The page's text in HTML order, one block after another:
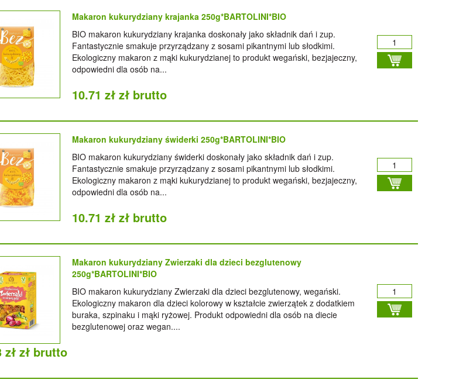
Makaron kukurydziany krajanka 250g*BARTOLINI*BIO
BIO makaron kukurydziany krajanka doskonały jako składnik dań i zup.
Fantastycznie smakuje przyrządzany z sosami pikantnymi lub słodkimi.
Ekologiczny makaron z mąki kukurydzianej to produkt wegański, bezjajeczny,
odpowiedni dla osób na...
10.71 zł zł brutto
Makaron kukurydziany świderki 250g*BARTOLINI*BIO
BIO makaron kukurydziany świderki doskonały jako składnik dań i zup.
Fantastycznie smakuje przyrządzany z sosami pikantnymi lub słodkimi.
Ekologiczny makaron z mąki kukurydzianej to produkt wegański, bezjajeczny,
odpowiedni dla osób na...
10.71 zł zł brutto
Makaron kukurydziany Zwierzaki dla dzieci bezglutenowy
250g*BARTOLINI*BIO
BIO makaron kukurydziany Zwierzaki dla dzieci bezglutenowy, wegański.
Ekologiczny makaron dla dzieci kolorowy w kształcie zwierzątek z dodatkiem
buraka, szpinaku i mąki ryżowej. Produkt odpowiedni dla osób na diecie
bezglutenowej oraz wegan....
zł zł brutto